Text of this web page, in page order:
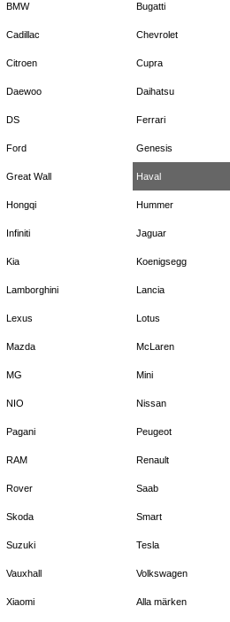
BMW Bugatti
Cadillac Chevrolet
Citroen Cupra
Daewoo Daihatsu
DS Ferrari
Ford Genesis
Great Wall Haval
Hongqi Hummer
Infiniti Jaguar
Kia Koenigsegg
Lamborghini Lancia
Lexus Lotus
Mazda McLaren
MG Mini
NIO Nissan
Pagani Peugeot
RAM Renault
Rover Saab
Skoda Smart
Suzuki Tesla
Vauxhall Volkswagen
Xiaomi Alla märken